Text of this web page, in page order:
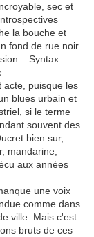
sec et
la bouche et
fond de rue noir
Syntax
acte, puisque les
blues urbain et
si le terme
souvent des
bien sur,
mandarine,
aux années
une voix
comme dans
ville. Mais c'est
bruts de ces